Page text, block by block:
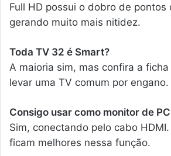
Full HD possui o dobro de pontos
gerando muito mais nitidez.
Toda TV 32 é Smart?
A maioria sim, mas confira a
levar uma TV comum por engano.
Consigo usar como monitor de
Sim, conectando pelo cabo
ficam melhores nessa função.